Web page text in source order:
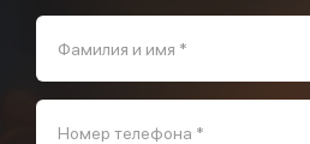
Фамилия и имя *
Номер телефона *